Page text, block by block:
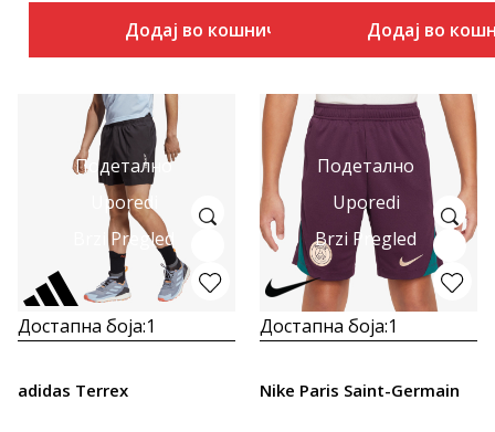
Додај во кошничка Додај во
Подетално
Uporedi
Brzi Pregled
Достапна боја:1
adidas Terrex
Подетално
Uporedi
Brzi Pregled
Достапна боја:1
Nike Paris Saint-Germain